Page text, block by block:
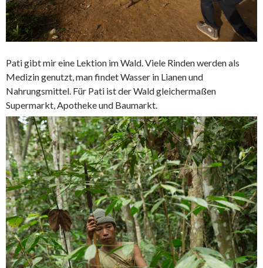
Pati gibt mir eine Lektion im Wald. Viele Rinden werden als
Medizin genutzt, man findet Wasser in Lianen und
Nahrungsmittel. Für Pati ist der Wald gleichermaßen
Supermarkt, Apotheke und Baumarkt.